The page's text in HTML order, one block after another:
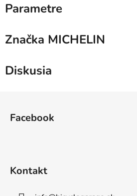
Parametre
Značka MICHELIN
Diskusia
Facebook
Kontakt